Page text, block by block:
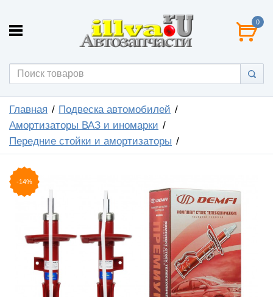
0
Главная
Подвеска автомобилей
Амортизаторы ВАЗ и иномарки
Передние стойки и амортизаторы
-14%